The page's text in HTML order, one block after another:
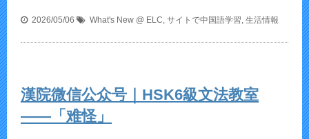
2026/05/06 What's New @ ELC サイトで中国語学習 生活情報
漢院微信公众号｜HSK6級文法教室
——「难怪」